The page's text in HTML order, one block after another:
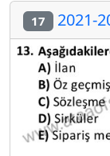
17 2021-